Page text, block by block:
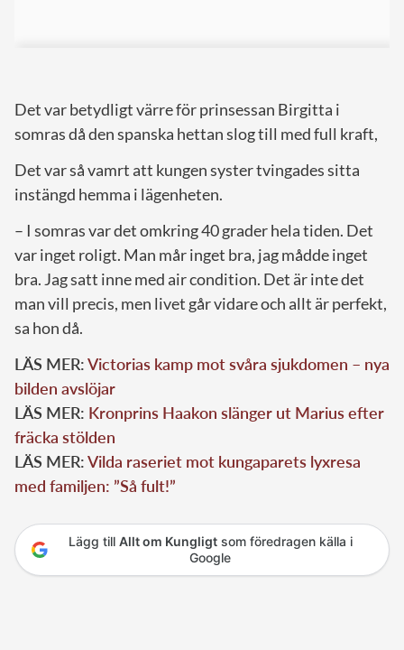
Det var betydligt värre för prinsessan Birgitta i
somras då den spanska hettan slog till med full kraft,
Det var så vamrt att kungen syster tvingades sitta
instängd hemma i lägenheten.
– I somras var det omkring 40 grader hela tiden. Det
var inget roligt. Man mår inget bra, jag mådde inget
bra. Jag satt inne med air condition. Det är inte det
man vill precis, men livet går vidare och allt är perfekt,
sa hon då.
LÄS MER:Victorias kamp mot svåra sjukdomen – nya
bilden avslöjar
LÄS MER: Kronprins Haakon slänger ut Marius efter
fräcka stölden
LÄS MER:Vilda raseriet mot kungaparets lyxresa
med familjen: ”Så fult!”
Lägg till Allt om Kungligtsom föredragen källa i
Google